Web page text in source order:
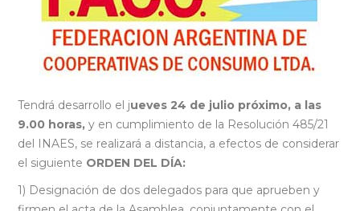
Tendrá desarrollo el jueves 24 de julio próximo, a las
9.00 horas, y en cumplimiento de la Resolución 485/21
del INAES, se realizará a distancia, a efectos de considerar
el siguiente ORDEN DEL DÍA:
1) Designación de dos delegados para que aprueben y